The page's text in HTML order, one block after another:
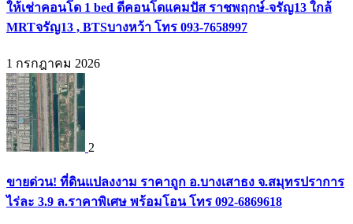
ให้เช่าคอนโด 1 bed ดีคอนโดแคมปัส ราชพฤกษ์-จรัญ13 ใกล้
MRTจรัญ13 , BTSบางหว้า โทร 093-7658997
1 กรกฎาคม 2026
2
ขายด่วน! ที่ดินแปลงงาม ราคาถูก อ.บางเสาธง จ.สมุทรปราการ
ไร่ละ 3.9 ล.ราคาพิเศษ พร้อมโอน โทร 092-6869618